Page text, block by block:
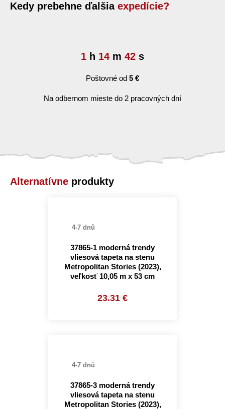
Kedy prebehne ďalšia expedície?
1 h 14 m 41 s
Poštovné od 5 €
Na odbernom mieste do 2 pracovných dní
Alternatívne produkty
4-7 dnů
37865-1 moderná trendy
vliesová tapeta na stenu
Metropolitan Stories (2023),
veľkosť 10,05 m x 53 cm
23.31 €
4-7 dnů
37865-3 moderná trendy
vliesová tapeta na stenu
Metropolitan Stories (2023),